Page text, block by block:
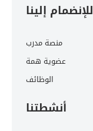
للإنضمام إلينا
منصة مدرب
عضوية همة
الوظائف
أنشطتنا